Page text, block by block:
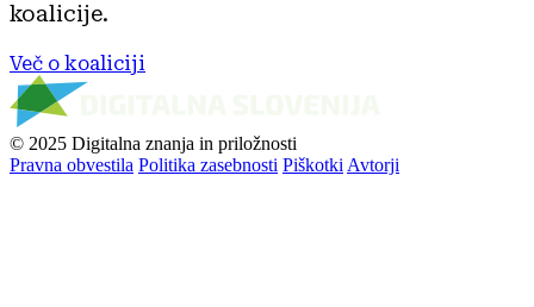
koalicije.
Več o koaliciji
© 2025 Digitalna znanja in priložnosti
Pravna obvestila Politika zasebnosti Piškotki Avtorji